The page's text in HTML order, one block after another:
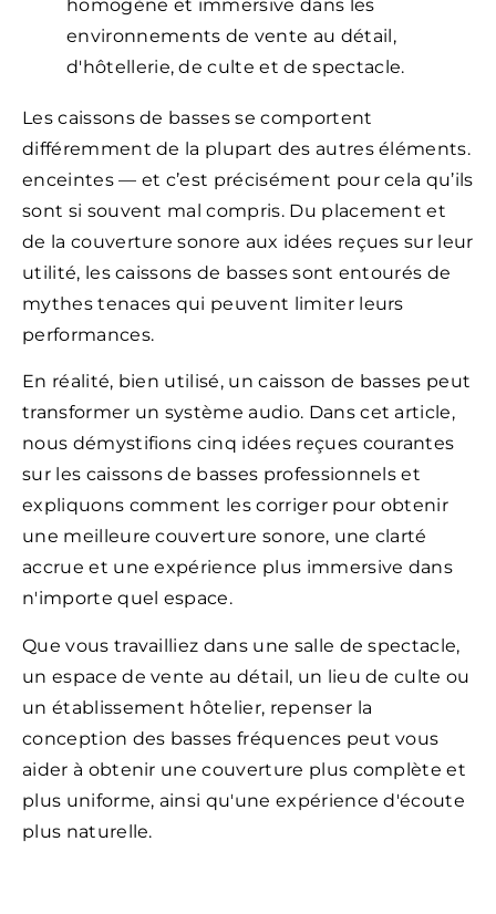
homogène et immersive dans les
environnements de vente au détail,
d'hôtellerie, de culte et de spectacle.
Les caissons de basses se comportent
différemment de la plupart des autres éléments.
enceintes — et c’est précisément pour cela qu’ils
sont si souvent mal compris. Du placement et
de la couverture sonore aux idées reçues sur leur
utilité, les caissons de basses sont entourés de
mythes tenaces qui peuvent limiter leurs
performances.
En réalité, bien utilisé, un caisson de basses peut
transformer un système audio. Dans cet article,
nous démystifions cinq idées reçues courantes
sur les caissons de basses professionnels et
expliquons comment les corriger pour obtenir
une meilleure couverture sonore, une clarté
accrue et une expérience plus immersive dans
n'importe quel espace.
Que vous travailliez dans une salle de spectacle,
un espace de vente au détail, un lieu de culte ou
un établissement hôtelier, repenser la
conception des basses fréquences peut vous
aider à obtenir une couverture plus complète et
plus uniforme, ainsi qu'une expérience d'écoute
plus naturelle.